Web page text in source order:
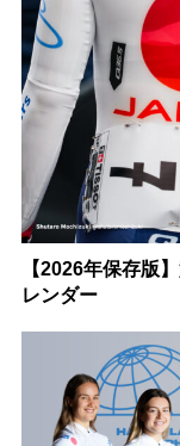
【2026年保存版
レンダー